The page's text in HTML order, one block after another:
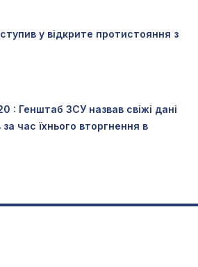
у відкрите протистояння з
: Генштаб ЗСУ назвав свіжі дані
за час їхнього вторгнення в